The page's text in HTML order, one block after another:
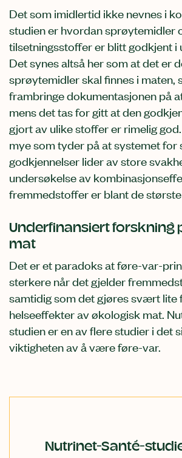
Det som imidlertid ikke nevnes i
studien er hvordan sprøytemidler
tilsetningsstoffer er blitt godkjent i
Det synes altså her som at det er
sprøytemidler skal finnes i maten,
frambringe dokumentasjonen på
mens det tas for gitt at den
gjort av ulike stoffer er rimelig
mye som tyder på at systemet for
godkjennelser lider av store
undersøkelse av
fremmedstoffer er blant de største
Underfinansiert forskning
mat
Det er et paradoks at føre-var-
sterkere når det gjelder
samtidig som det gjøres svært lite
helseeffekter av økologisk mat.
studien er en av flere studier i det
viktigheten av å være føre-var.
Nutrinet-Santé-